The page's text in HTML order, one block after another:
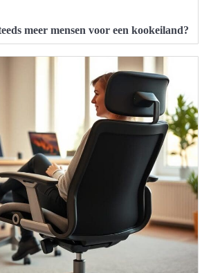
meer mensen voor een kookeiland?